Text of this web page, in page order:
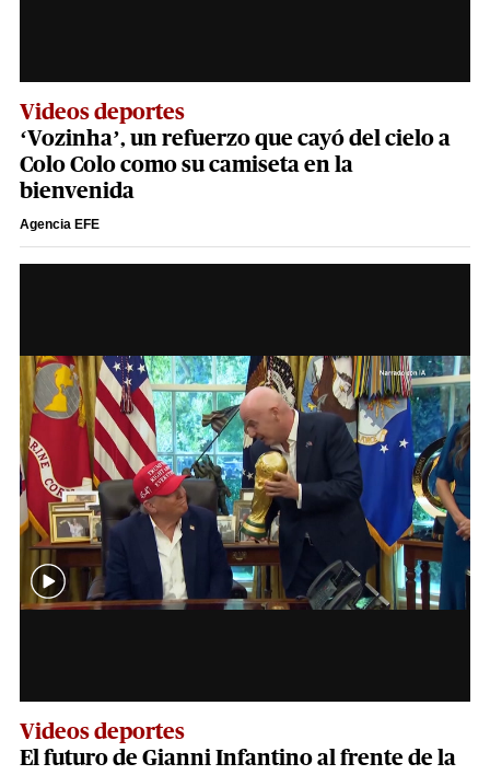
Videos deportes
‘Vozinha’, un refuerzo que cayó del cielo a
Colo Colo como su camiseta en la
bienvenida
Agencia EFE
Videos deportes
El futuro de Gianni Infantino al frente de la